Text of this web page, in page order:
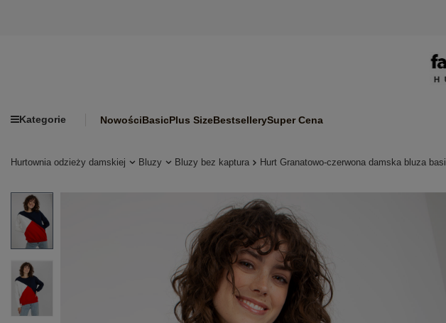
Kategorie NowościBasicPlus SizeBestsellerySuper Cena
Hurtownia odzieży damskiej Bluzy Bluzy bez kaptura Hurt Granatowo-czerwona damska bluza